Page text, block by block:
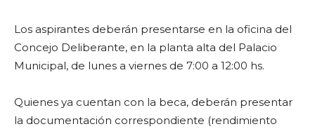
Los aspirantes deberán presentarse en la oficina del
Concejo Deliberante, en la planta alta del Palacio
Municipal, de lunes a viernes de 7:00 a 12:00 hs.
Quienes ya cuentan con la beca, deberán presentar
la documentación correspondiente (rendimiento